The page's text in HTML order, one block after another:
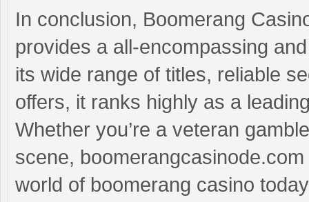
In conclusion, Boomerang
provides a all-encompassing
its wide range of titles, reliable
offers, it ranks highly as a
Whether you’re a veteran
scene,
world of boomerang casino